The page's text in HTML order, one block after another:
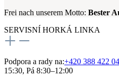
Frei nach unserem Motto: Bester
SERVISNÍ HORKÁ LINKA
Podpora a rady na:+420 388 422
15:30, Pá 8:30–12:00